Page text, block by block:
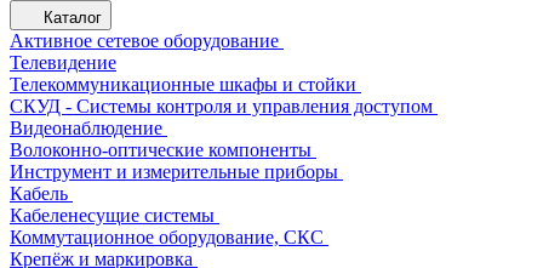
Каталог
Активное сетевое оборудование
Телевидение
Телекоммуникационные шкафы и стойки
СКУД - Системы контроля и управления доступом
Видеонаблюдение
Волоконно-оптические компоненты
Инструмент и измерительные приборы
Кабель
Кабеленесущие системы
Коммутационное оборудование, СКС
Крепёж и маркировка